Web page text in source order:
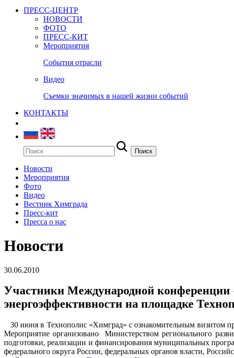
ПРЕСС-ЦЕНТР
НОВОСТИ
ФОТО
ПРЕСС-КИТ
Мероприятия
События отрасли
Видео
Съемки значимых в нашей жизни событий
КОНТАКТЫ
Новости
Мероприятия
Фото
Видео
Вестник Химграда
Пресс-кит
Пресса о нас
Новости
30.06.2010
Участники Международной конференции
энергоэффективности на площадке
30 июня в Технополис «Химград» с ознакомительным визитом
Мероприятие организовано Министерством регионального
подготовки, реализации и финансирования муниципальных
федерального округа России, федеральных органов власти,